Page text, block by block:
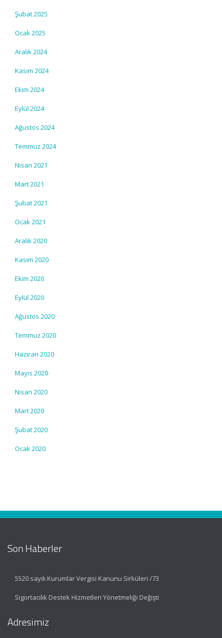
Şubat 2025
Ocak 2025
Aralık 2024
Kasım 2024
Ekim 2024
Eylül 2024
Ağustos 2024
Temmuz 2024
Nisan 2021
Mart 2021
Şubat 2021
Ocak 2021
Aralık 2020
Kasım 2020
Ekim 2020
Eylül 2020
Ağustos 2020
Temmuz 2020
Haziran 2020
Mayıs 2020
Nisan 2020
Mart 2020
Şubat 2020
Ocak 2020
Son Haberler
5520 sayılı Kurumlar Vergisi Kanunu Sirküleri /73
Sigortacılık Destek Hizmetleri Yönetmeliği Değişti
Adresimiz